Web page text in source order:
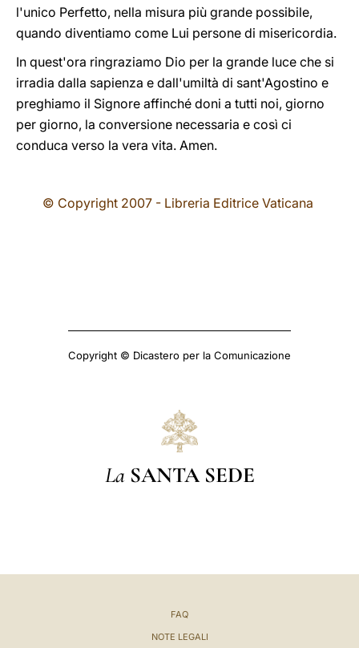
l'unico Perfetto, nella misura più grande possibile,
quando diventiamo come Lui persone di misericordia.
In quest'ora ringraziamo Dio per la grande luce che si
irradia dalla sapienza e dall'umiltà di sant'Agostino e
preghiamo il Signore affinché doni a tutti noi, giorno
per giorno, la conversione necessaria e così ci
conduca verso la vera vita. Amen.
© Copyright 2007 - Libreria Editrice Vaticana
Copyright © Dicastero per la Comunicazione
La SANTA SEDE
FAQ
NOTE LEGALI